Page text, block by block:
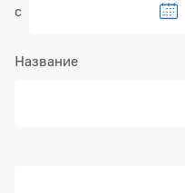
с
Название